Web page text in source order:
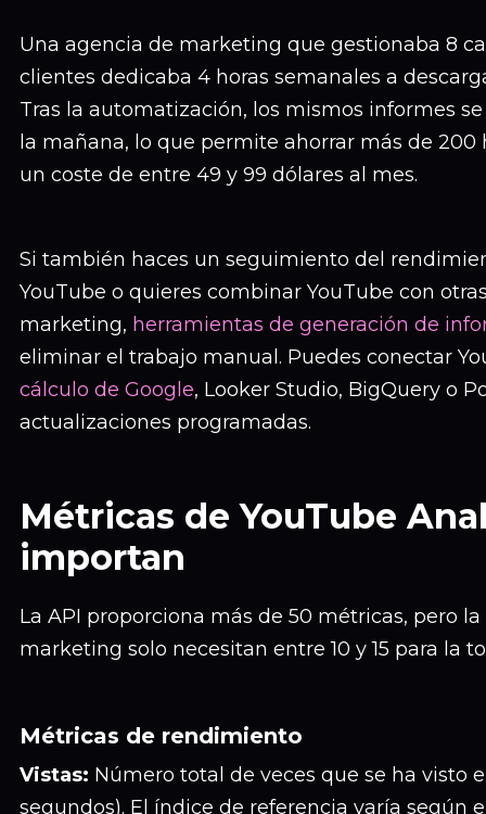
Una agencia de marketing que gestionaba 8
clientes dedicaba 4 horas semanales a
Tras la automatización, los mismos informes
la mañana, lo que permite ahorrar más de 200
un coste de entre 49 y 99 dólares al mes.
Si también haces un seguimiento del
YouTube o quieres combinar YouTube con
marketing, herramientas de generación de
eliminar el trabajo manual. Puedes conectar
cálculo de Google, Looker Studio, BigQuery o
actualizaciones programadas.
Métricas de YouTube
importan
La API proporciona más de 50 métricas, pero
marketing solo necesitan entre 10 y 15 para la
Métricas de rendimiento
Vistas: Número total de veces que se ha visto
segundos). El índice de referencia varía según